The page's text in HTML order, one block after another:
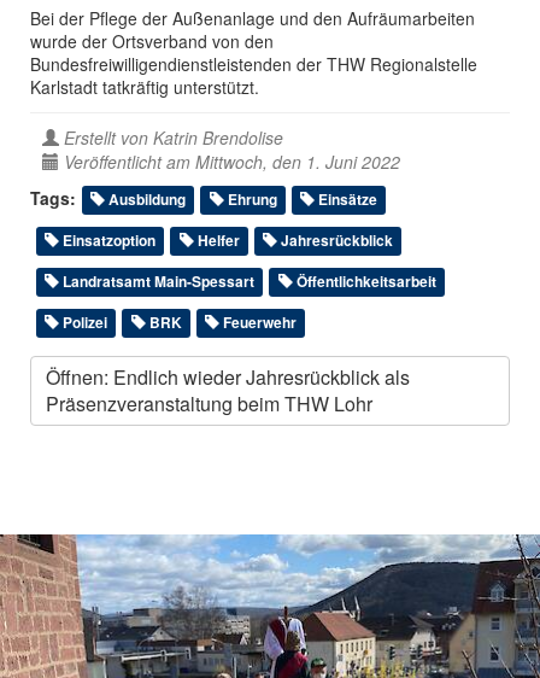
Bei der Pflege der Außenanlage und den Aufräumarbeiten
wurde der Ortsverband von den
Bundesfreiwilligendienstleistenden der THW Regionalstelle
Karlstadt tatkräftig unterstützt.
Erstellt von Katrin Brendolise
Veröffentlicht am Mittwoch, den 1. Juni 2022
Tags:
Ausbildung Ehrung
Einsätze
Einsatzoption
Helfer
Jahresrückblick
Landratsamt Main-Spessart
Öffentlichkeitsarbeit
Polizei
BRK Feuerwehr
Öffnen: Endlich wieder Jahresrückblick als
Präsenzveranstaltung beim THW Lohr